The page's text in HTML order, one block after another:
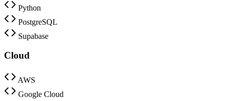
Python
PostgreSQL
Supabase
Cloud
AWS
Google Cloud